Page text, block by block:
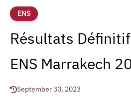
ENS
Résultats
ENS Marrakech
September 30, 2023